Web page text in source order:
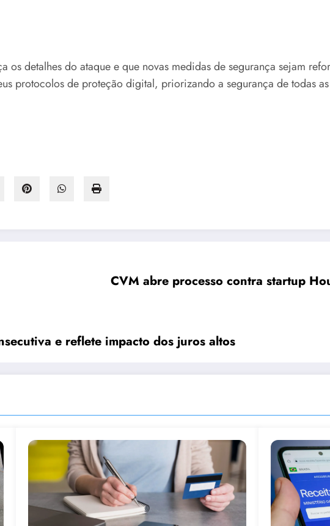
os detalhes do ataque e que novas medidas de segurança sejam
protocolos de proteção digital, priorizando a segurança de todas
CVM abre processo contra startup
e reflete impacto dos juros altos